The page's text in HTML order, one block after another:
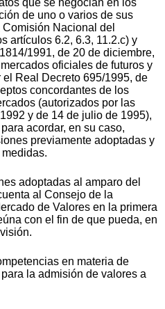
que se negocian en los
de uno o varios de sus
Nacional del
artículos 6.2, 6.3, 11.2.c) y
1991, de 20 de diciembre,
oficiales de futuros y
Real Decreto 695/1995, de
concordantes de los
(autorizados por las
y de 14 de julio de 1995),
acordar, en su caso,
previamente adoptadas y
adoptadas al amparo del
al Consejo de la
de Valores en la primera
con el fin de que pueda, en
en materia de
la admisión de valores a